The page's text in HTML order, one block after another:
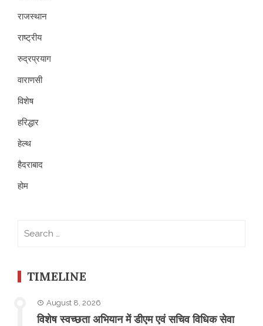
राजस्थान
राष्ट्रीय
रुद्रप्रयाग
वाराणसी
विशेष
हरिद्धार
हेल्थ
हैदराबाद
होम
TIMELINE
August 8, 2026
विशेष स्वच्छता अभियान में डीएम एवं सचिव विधिक सेवा